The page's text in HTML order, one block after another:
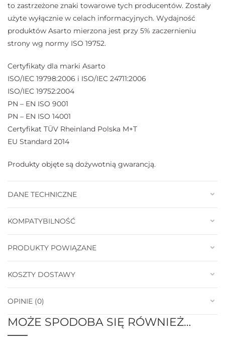
to zastrzeżone znaki towarowe tych producentów. Zostały
użyte wyłącznie w celach informacyjnych. Wydajność
produktów Asarto mierzona jest przy 5% zaczernieniu
strony wg normy ISO 19752.
Certyfikaty dla marki Asarto
ISO/IEC 19798:2006 i ISO/IEC 24711:2006
ISO/IEC 19752:2004
PN – EN ISO 9001
PN – EN ISO 14001
Certyfikat TÜV Rheinland Polska M+T
EU Standard 2014
Produkty objęte są dożywotnią gwarancją.
DANE TECHNICZNE
KOMPATYBILNOŚĆ
PRODUKTY POWIĄZANE
KOSZTY DOSTAWY
OPINIE (0)
MOŻE SPODOBA SIĘ RÓWNIEŻ…